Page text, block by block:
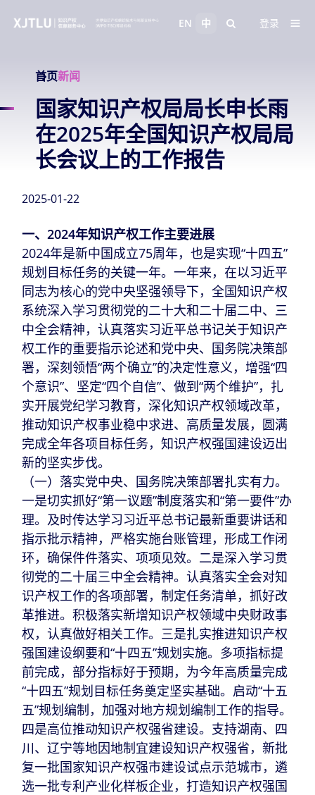
EN 中 登录
首页新闻
国家知识产权局局长申长雨
在2025年全国知识产权局局
长会议上的工作报告
2025-01-22
一、2024年知识产权工作主要进展
2024年是新中国成立75周年，也是实现“十四五”
规划目标任务的关键一年。一年来，在以习近平
同志为核心的党中央坚强领导下，全国知识产权
系统深入学习贯彻党的二十大和二十届二中、三
中全会精神，认真落实习近平总书记关于知识产
权工作的重要指示论述和党中央、国务院决策部
署，深刻领悟“两个确立”的决定性意义，增强“四
个意识”、坚定“四个自信”、做到“两个维护”，扎
实开展党纪学习教育，深化知识产权领域改革，
推动知识产权事业稳中求进、高质量发展，圆满
完成全年各项目标任务，知识产权强国建设迈出
新的坚实步伐。
（一）落实党中央、国务院决策部署扎实有力。
一是切实抓好“第一议题”制度落实和“第一要件”办
理。及时传达学习习近平总书记最新重要讲话和
指示批示精神，严格实施台账管理，形成工作闭
环，确保件件落实、项项见效。二是深入学习贯
彻党的二十届三中全会精神。认真落实全会对知
识产权工作的各项部署，制定任务清单，抓好改
革推进。积极落实新增知识产权领域中央财政事
权，认真做好相关工作。三是扎实推进知识产权
强国建设纲要和“十四五”规划实施。多项指标提
前完成，部分指标好于预期，为今年高质量完成
“十四五”规划目标任务奠定坚实基础。启动“十五
五”规划编制，加强对地方规划编制工作的指导。
四是高位推动知识产权强省建设。支持湖南、四
川、辽宁等地因地制宜建设知识产权强省，新批
复一批国家知识产权强市建设试点示范城市，遴
选一批专利产业化样板企业，打造知识产权强国